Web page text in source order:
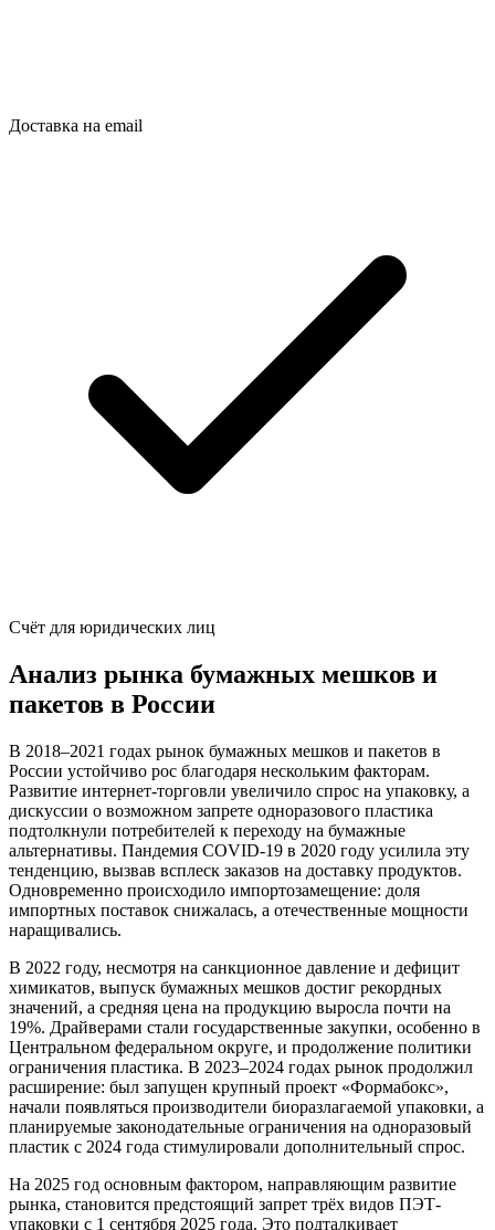
Доставка на email
Счёт для юридических лиц
Анализ рынка бумажных мешков и
пакетов в России
В 2018–2021 годах рынок бумажных мешков и пакетов в
России устойчиво рос благодаря нескольким факторам.
Развитие интернет-торговли увеличило спрос на упаковку, а
дискуссии о возможном запрете одноразового пластика
подтолкнули потребителей к переходу на бумажные
альтернативы. Пандемия COVID-19 в 2020 году усилила эту
тенденцию, вызвав всплеск заказов на доставку продуктов.
Одновременно происходило импортозамещение: доля
импортных поставок снижалась, а отечественные мощности
наращивались.
В 2022 году, несмотря на санкционное давление и дефицит
химикатов, выпуск бумажных мешков достиг рекордных
значений, а средняя цена на продукцию выросла почти на
19%. Драйверами стали государственные закупки, особенно в
Центральном федеральном округе, и продолжение политики
ограничения пластика. В 2023–2024 годах рынок продолжил
расширение: был запущен крупный проект «Формабокс»,
начали появляться производители биоразлагаемой упаковки, а
планируемые законодательные ограничения на одноразовый
пластик с 2024 года стимулировали дополнительный спрос.
На 2025 год основным фактором, направляющим развитие
рынка, становится предстоящий запрет трёх видов ПЭТ-
упаковки с 1 сентября 2025 года. Это подталкивает